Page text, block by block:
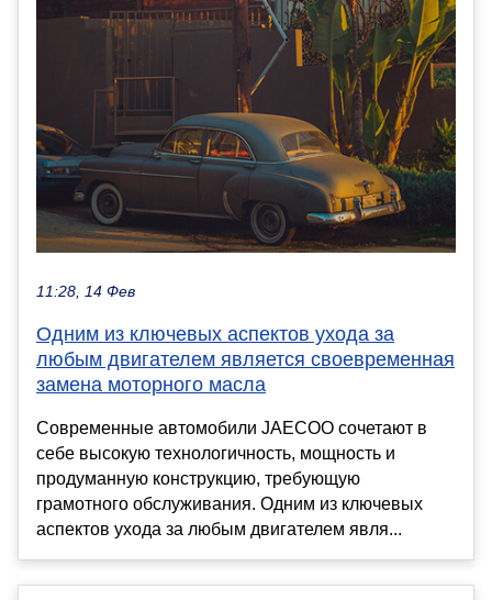
11:28, 14 Фев
Одним из ключевых аспектов ухода за
любым двигателем является своевременная
замена моторного масла
Современные автомобили JAECOO сочетают в
себе высокую технологичность, мощность и
продуманную конструкцию, требующую
грамотного обслуживания. Одним из ключевых
аспектов ухода за любым двигателем явля...